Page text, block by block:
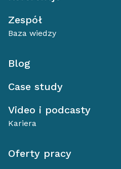
Zespół
Baza wiedzy
Blog
Case study
Video i podcasty
Kariera
Oferty pracy